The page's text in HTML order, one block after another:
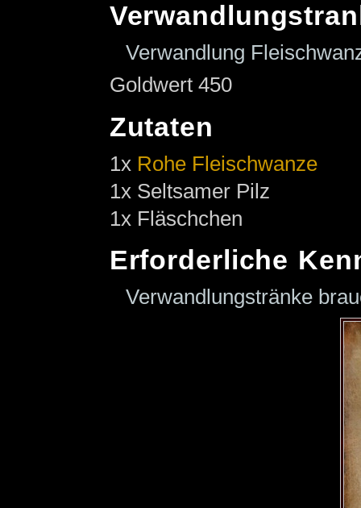
Verwandlung
Goldwert 450
Zutaten
1x Rohe Fleischwanze
1x Seltsamer Pilz
1x Fläschchen
Erforderliche
Verwandlungstränke